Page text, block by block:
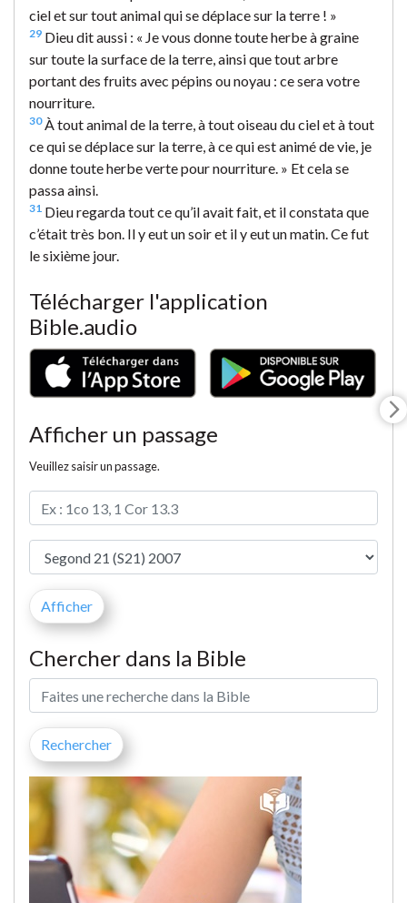
ciel et sur tout animal qui se déplace sur la terre ! »
29 Dieu dit aussi : « Je vous donne toute herbe à graine
sur toute la surface de la terre, ainsi que tout arbre
portant des fruits avec pépins ou noyau : ce sera votre
nourriture.
30À tout animal de la terre, à tout oiseau du ciel et à tout
ce qui se déplace sur la terre, à ce qui est animé de vie, je
donne toute herbe verte pour nourriture. » Et cela se
passa ainsi.
31 Dieu regarda tout ce qu’il avait fait, et il constata que
c’était très bon. Il y eut un soir et il y eut un matin. Ce fut
le sixième jour.
Télécharger l'application
Bible.audio
Afficher un passage
Veuillez saisir un passage.
Chercher dans la Bible